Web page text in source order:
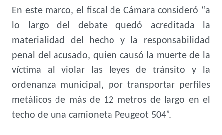
En este marco, el fiscal de Cámara consideró “a
lo largo del debate quedó acreditada la
materialidad del hecho y la responsabilidad
penal del acusado, quien causó la muerte de la
víctima al violar las leyes de tránsito y la
ordenanza municipal, por transportar perfiles
metálicos de más de 12 metros de largo en el
techo de una camioneta Peugeot 504”.